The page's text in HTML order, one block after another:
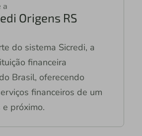
a
Origens RS
do sistema Sicredi, a
financeira
Brasil, oferecendo
financeiros de um
próximo.